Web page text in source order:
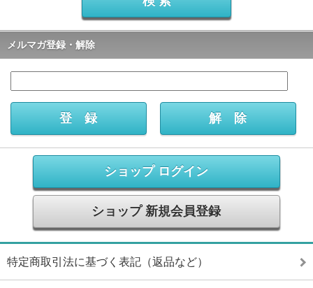
メルマガ登録・解除
ショップ ログイン
ショップ 新規会員登録
特定商取引法に基づく表記（返品など）